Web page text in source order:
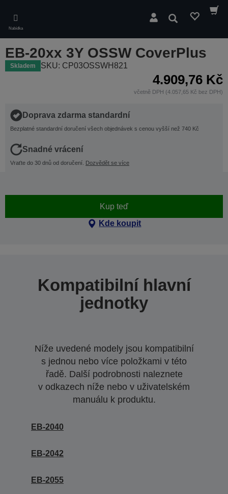
main
content
Nabídka
Hledat
EB-20xx 3Y OSSW CoverPlus
Skladem SKU: CP03OSSWH821
4.909,76 Kč
včetně DPH (4.057,65 Kč bez DPH)
Doprava zdarma standardní
Bezplatné standardní doručení všech objednávek s cenou vyšší než 740 Kč
Snadné vrácení
Vraťte do 30 dnů od doručení. Dozvědět se více
Kup teď
Kde koupit
Kompatibilní hlavní
jednotky
Níže uvedené modely jsou kompatibilní
s jednou nebo více položkami v této
řadě. Další podrobnosti naleznete
v odkazech níže nebo v uživatelském
manuálu k produktu.
EB-2040
EB-2042
EB-2055